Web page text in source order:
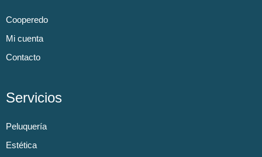
Cooperedo
Mi cuenta
Contacto
Servicios
Peluquería
Estética